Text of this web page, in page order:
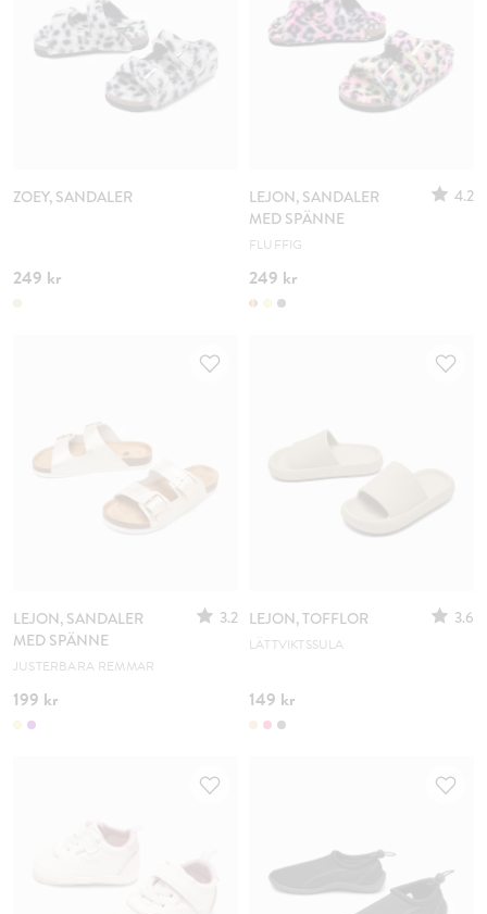
ZOEY, SANDALER
249 kr
LEJON, SANDALER
MED SPÄNNE
4.2
FLUFFIG
249 kr
LEJON, SANDALER
MED SPÄNNE
3.2
JUSTERBARA REMMAR
199 kr
LEJON, TOFFLOR 3.6
LÄTTVIKTSSULA
149 kr